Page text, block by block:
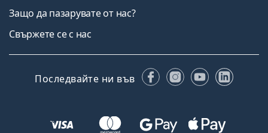
Защо да пазарувате от нас?
Свържете се с нас
Последвайте ни във FacebookInstagram
YouTube